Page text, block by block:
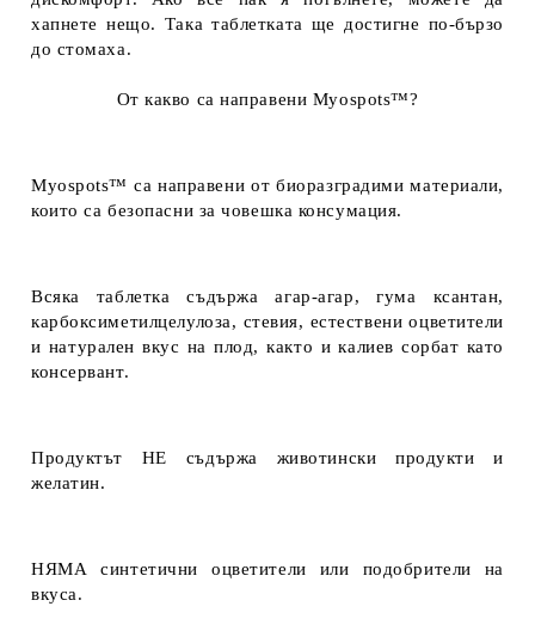
хапнете нещо. Така таблетката ще достигне по-бързо
до стомаха.
От какво са направени Myospots™?
Myospots™ са направени от биоразградими материали,
които са безопасни за човешка консумация.
Всяка таблетка съдържа агар-агар, гума ксантан,
карбоксиметилцелулоза, стевия, естествени оцветители
и натурален вкус на плод, както и калиев сорбат като
консервант.
Продуктът НЕ съдържа животински продукти и
желатин.
НЯМА синтетични оцветители или подобрители на
вкуса.